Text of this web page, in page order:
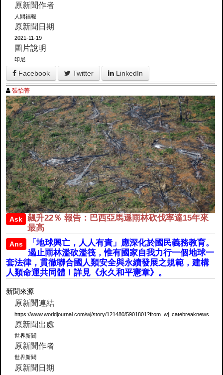
原新聞作者
人間福報
原新聞日期
2021-11-19
圖片說明
印尼
Facebook Twitter LinkedIn
張怡菁
Ask
飆升22％ 報告：巴西亞馬遜雨林砍伐率達15年來
最高
Ans
「地球興亡，人人有責」應深化於國民義務教育。
遏止雨林濫砍濫筏，惟有國家自我力行一個地球一
套法律，貫徹聯合國人類安全與永續發展之規範，建構
人類命運共同體！詳見《永久和平憲章》。
新聞來源
原新聞連結
https://www.worldjournal.com/wj/story/121480/5901801?from=wj_catebreaknews
原新聞出處
世界新聞
原新聞作者
世界新聞
原新聞日期